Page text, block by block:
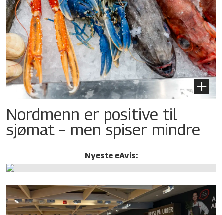
Nordmenn er positive til
sjømat – men spiser mindre
Nyeste eAvis: